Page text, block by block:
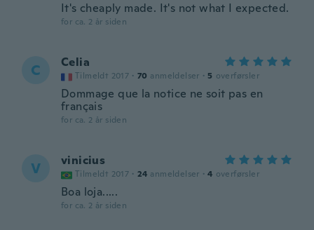
It's cheaply made. It's not what I expected.
for ca. 2 år siden
C Celia
Tilmeldt 2017 · 70 anmeldelser · 5 overførsler
Dommage que la notice ne soit pas en
français
for ca. 2 år siden
V vinicius
Tilmeldt 2017 · 24 anmeldelser · 4 overførsler
Boa loja.....
for ca. 2 år siden